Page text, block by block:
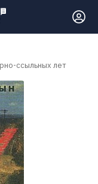
ссыльных лет